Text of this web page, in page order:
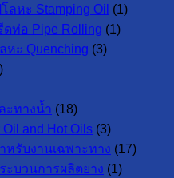
หะ Stamping Oil (1)
ท่อ Pipe Rolling (1)
ะ Quenching (3)
ะทางน้ำ (18)
and Hot Oils (3)
รับงานเฉพาะทาง (17)
บวนการผลิตยาง (1)